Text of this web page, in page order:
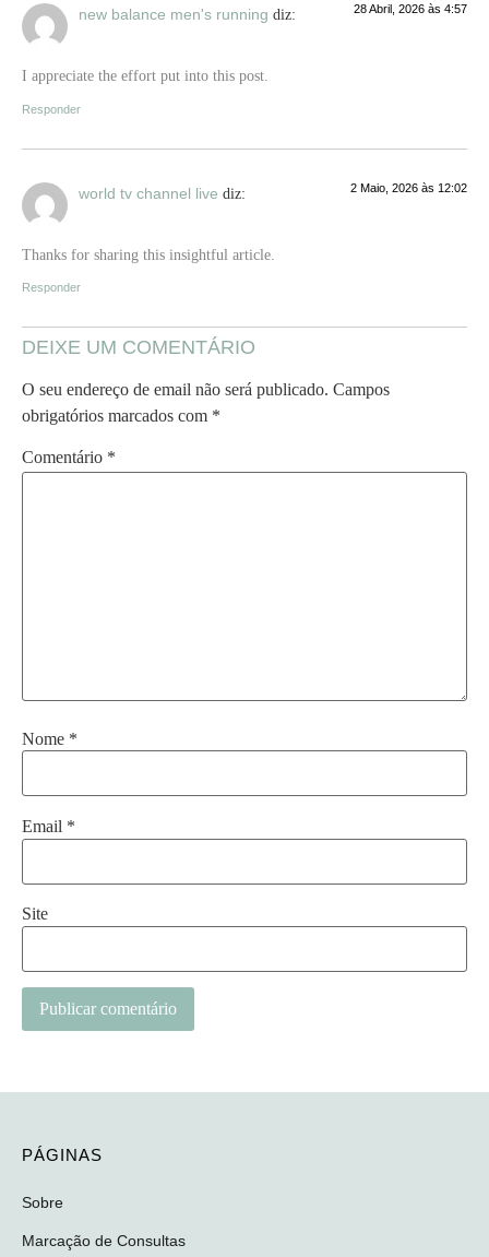
new balance men's running diz: 28 Abril, 2026 às 4:57
I appreciate the effort put into this post.
Responder
world tv channel live diz: 2 Maio, 2026 às 12:02
Thanks for sharing this insightful article.
Responder
DEIXE UM COMENTÁRIO
O seu endereço de email não será publicado. Campos
obrigatórios marcados com *
Comentário *
Nome *
Email *
Site
PÁGINAS
Sobre
Marcação de Consultas